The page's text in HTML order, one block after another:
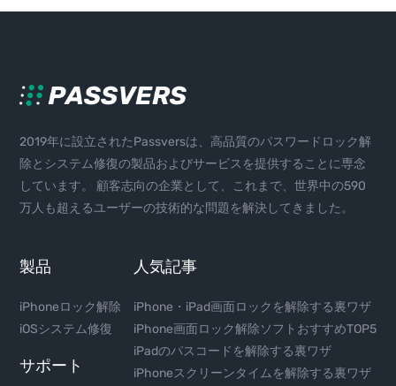
2019年に設立されたPassversは、高品質のパスワードロック解
除とシステム修復の製品およびサービスを提供することに専念
しています。 顧客志向の企業として、これまで、世界中の590
万人も超えるユーザーの技術的な問題を解決してきました。
製品
iPhoneロック解除
iOSシステム修復
サポート
人気記事
iPhone・iPad画面ロックを解除する裏ワザ
iPhone画面ロック解除ソフトおすすめTOP5
iPadのパスコードを解除する裏ワザ
iPhoneスクリーンタイムを解除する裏ワザ